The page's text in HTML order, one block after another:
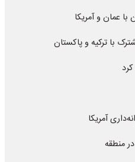
با عمان و آمریکا
با ترکیه و پاکستان
آمریکا
منطقه